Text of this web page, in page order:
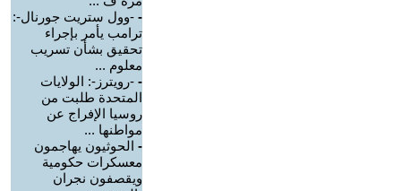
- -وول ستريت جورنال-:
ترامب يأمر بإجراء
تحقيق بشأن تسريب
معلوم ...
- -رويترز-: الولايات
المتحدة طلبت من
روسيا الإفراج عن
مواطنها ...
- الحوثيون يهاجمون
معسكرات حكومية
ويقصفون نجران